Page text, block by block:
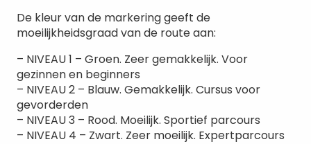
De kleur van de markering geeft de
moeilijkheidsgraad van de route aan:
– NIVEAU 1 – Groen. Zeer gemakkelijk. Voor
gezinnen en beginners
– NIVEAU 2 – Blauw. Gemakkelijk. Cursus voor
gevorderden
– NIVEAU 3 – Rood. Moeilijk. Sportief parcours
– NIVEAU 4 – Zwart. Zeer moeilijk. Expertparcours